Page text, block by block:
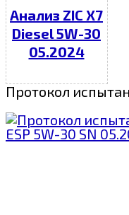
Анализ ZIC X7
Diesel 5W-30
05.2024
Протокол